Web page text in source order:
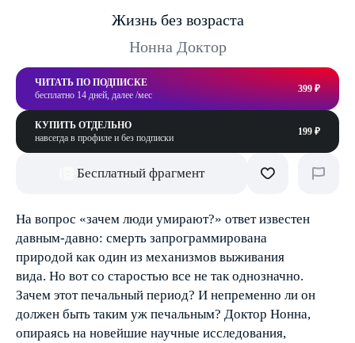
Жизнь без возраста
Нонна Доктор
ЧИТАТЬ ПО ПОДПИСКЕ
бесплатно 14 дней, далее /мес
399 ₽
КУПИТЬ ОТДЕЛЬНО
навсегда в профиле и без подписки
199 ₽
Бесплатный фрагмент
На вопрос «зачем люди умирают?» ответ известен
давным-давно: смерть запрограммирована
природой как один из механизмов выживания
вида. Но вот со старостью все не так однозначно.
Зачем этот печальный период? И непременно ли он
должен быть таким уж печальным? Доктор Нонна,
опираясь на новейшие научные исследования,